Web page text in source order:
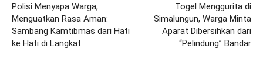
Polisi Menyapa Warga,
Menguatkan Rasa Aman:
Sambang Kamtibmas dari Hati
ke Hati di Langkat
Togel Menggurita di
Simalungun, Warga Minta
Aparat Dibersihkan dari
“Pelindung” Bandar